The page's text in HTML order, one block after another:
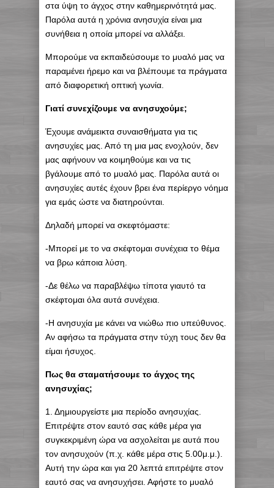
στα ύψη το άγχος στην καθημερινότητά μας.
Παρόλα αυτά η χρόνια ανησυχία είναι μια
συνήθεια η οποία μπορεί να αλλάξει.
Μπορούμε να εκπαιδεύσουμε το μυαλό μας να
παραμένει ήρεμο και να βλέπουμε τα πράγματα
από διαφορετική οπτική γωνία.
Γιατί συνεχίζουμε να ανησυχούμε;
Έχουμε ανάμεικτα συναισθήματα για τις
ανησυχίες μας. Από τη μια μας ενοχλούν, δεν
μας αφήνουν να κοιμηθούμε και να τις
βγάλουμε από το μυαλό μας. Παρόλα αυτά οι
ανησυχίες αυτές έχουν βρει ένα περίεργο νόημα
για εμάς ώστε να διατηρούνται.
Δηλαδή μπορεί να σκεφτόμαστε:
-Μπορεί με το να σκέφτομαι συνέχεια το θέμα
να βρω κάποια λύση.
-Δε θέλω να παραβλέψω τίποτα γιαυτό τα
σκέφτομαι όλα αυτά συνέχεια.
-Η ανησυχία με κάνει να νιώθω πιο υπεύθυνος.
Αν αφήσω τα πράγματα στην τύχη τους δεν θα
είμαι ήσυχος.
Πως θα σταματήσουμε το άγχος της
ανησυχίας;
1. Δημιουργείστε μια περίοδο ανησυχίας.
Επιτρέψτε στον εαυτό σας κάθε μέρα για
συγκεκριμένη ώρα να ασχολείται με αυτά που
τον ανησυχούν (π.χ. κάθε μέρα στις 5.00μ.μ.).
Αυτή την ώρα και για 20 λεπτά επιτρέψτε στον
εαυτό σας να ανησυχήσει. Αφήστε το μυαλό